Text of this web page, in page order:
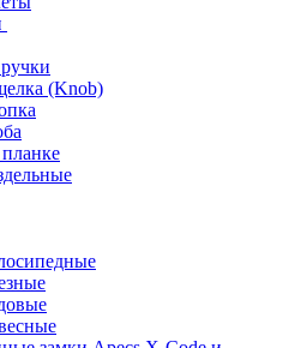
(Knob)